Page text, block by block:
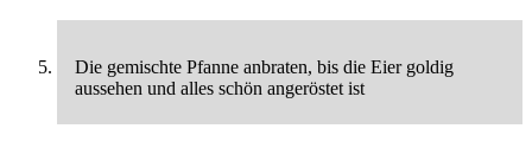
Die gemischte Pfanne anbraten, bis die Eier goldig
aussehen und alles schön angeröstet ist